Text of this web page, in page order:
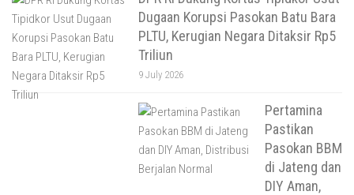
Dugaan Korupsi Pasokan Batu Bara
PLTU, Kerugian Negara Ditaksir Rp5
Triliun
9 July 2026
Pertamina
Pastikan
Pasokan BBM
di Jateng dan
DIY Aman,